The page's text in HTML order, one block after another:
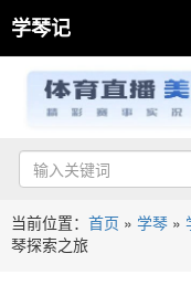
学琴记
当前位置： 首页 » 学琴 »
琴探索之旅